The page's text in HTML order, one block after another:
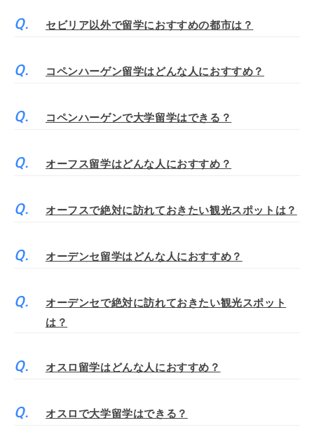
セビリア以外で留学におすすめの都市は？
コペンハーゲン留学はどんな人におすすめ？
コペンハーゲンで大学留学はできる？
オーフス留学はどんな人におすすめ？
オーフスで絶対に訪れておきたい観光スポットは？
オーデンセ留学はどんな人におすすめ？
オーデンセで絶対に訪れておきたい観光スポット
は？
オスロ留学はどんな人におすすめ？
オスロで大学留学はできる？